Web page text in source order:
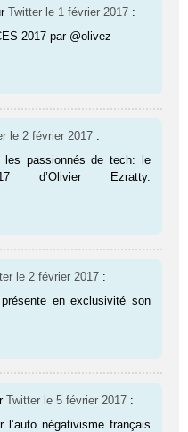
Twitter le 1 février 2017 :
2017 par @olivez
le 2 février 2017 :
passionnés de tech: le
d’Olivier Ezratty.
le 2 février 2017 :
en exclusivité son
Twitter le 5 février 2017 :
négativisme français